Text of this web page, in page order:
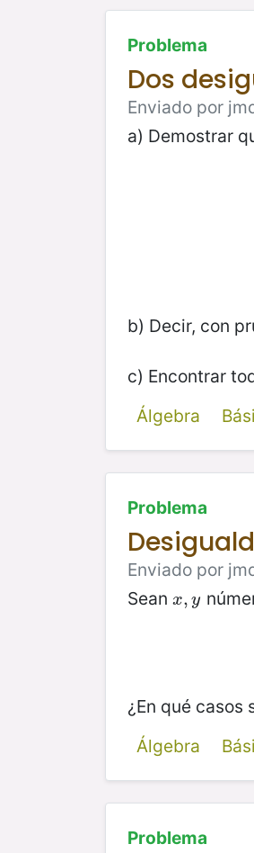
Problema
Dos
Enviado por
a) Demostrar
b) Decir, con
c) Encontrar
Álgebra
Problema
Enviado por
Sean x, y
x,y
¿En qué casos
Álgebra
Problema